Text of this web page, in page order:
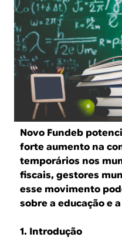
B
R
E
d
e
b
u
s
c
a
Novo Fundeb
forte aumento na
temporários nos
fiscais, gestores
esse movimento
sobre a educação e
1. Introdução